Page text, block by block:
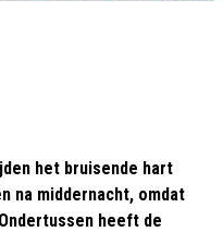
het bruisende hart
na middernacht, omdat
heeft de